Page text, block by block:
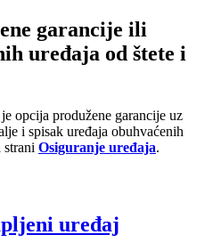
garancije ili
uređaja od štete i
opcija produžene garancije uz
i spisak uređaja obuhvaćenih
strani Osiguranje uređaja.
uređaj